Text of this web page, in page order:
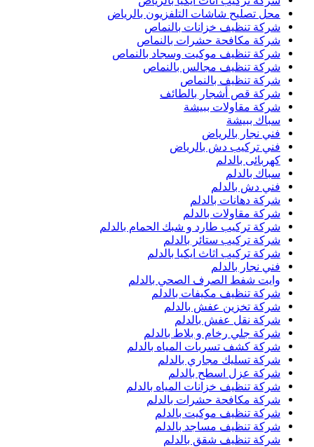
محل تصليح شاشات التلفزيون بالرياض
شركة تنظيف خزانات بالنماص
شركة مكافحة حشرات بالنماص
شركة تنظيف موكيت وسجاد بالنماص
شركة تنظيف مجالس بالنماص
شركة تنظيف بالنماص
شركة قص أشجار بالطائف
شركة مقاولات ببيشة
سباك ببيشة
فني نجار بالرياض
فني تركيب دش بالرياض
كهربائى بالدلم
سباك بالدلم
فني دش بالدلم
شركة دهانات بالدلم
شركة مقاولات بالدلم
شركة تركيب طارد و شبك الحمام بالدلم
شركة تركيب ستائر بالدلم
شركة تركيب اثاث ايكيا بالدلم
فني نجار بالدلم
وايت شفط الصرف الصحي بالدلم
شركة تنظيف مكيفات بالدلم
شركة تخزين عفش بالدلم
شركة نقل عفش بالدلم
شركة جلي رخام و بلاط بالدلم
شركة كشف تسربات المياه بالدلم
شركة تسليك مجاري بالدلم
شركة عزل اسطح بالدلم
شركة تنظيف خزانات المياه بالدلم
شركة مكافحة حشرات بالدلم
شركة تنظيف موكيت بالدلم
شركة تنظيف مساجد بالدلم
شركة تنظيف شقق بالدلم